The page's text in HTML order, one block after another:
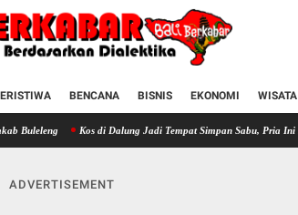
BENCANA BISNIS EKONOMI WISATA
Kos di Dalung Jadi Tempat Simpan Sabu, Pria Ini Ditangkap
ADVERTISEMENT